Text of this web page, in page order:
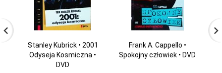
Stanley Kubrick • 2001
Odyseja Kosmiczna •
DVD
Frank A. Cappello •
Spokojny człowiek • DVD